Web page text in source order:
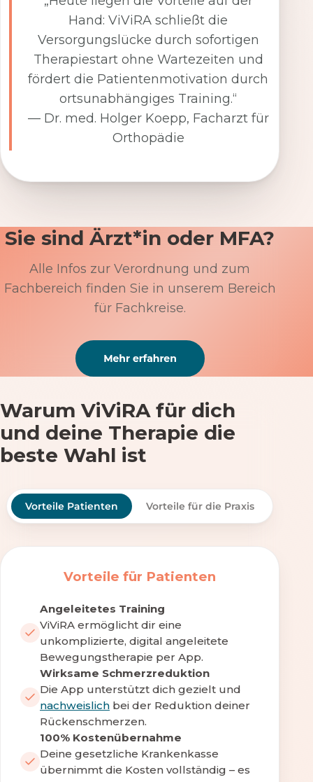
Hand: ViViRA schließt die
Versorgungslücke durch sofortigen
Therapiestart ohne Wartezeiten und
fördert die Patientenmotivation durch
ortsunabhängiges Training.“
— Dr. med. Holger Koepp, Facharzt für
Orthopädie
Sie sind Ärzt*in oder MFA?
Alle Infos zur Verordnung und zum
Fachbereich finden Sie in unserem Bereich
für Fachkreise.
Warum ViViRA für dich
und deine Therapie die
beste Wahl ist
Vorteile Patienten Vorteile für die Praxis
Vorteile für Patienten
Angeleitetes Training
ViViRA ermöglicht dir eine
unkomplizierte, digital angeleitete
Bewegungstherapie per App.
Wirksame Schmerzreduktion
Die App unterstützt dich gezielt und
nachweislich bei der Reduktion deiner
Rückenschmerzen.
100% Kostenübernahme
Deine gesetzliche Krankenkasse
übernimmt die Kosten vollständig – es